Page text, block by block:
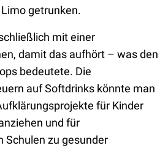
getrunken.
mit einer
damit das aufhört – was den
bedeutete. Die
auf Softdrinks könnte man
für Kinder
und für
Schulen zu gesunder